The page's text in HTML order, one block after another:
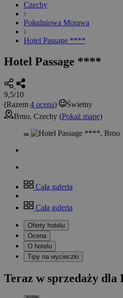
Czechy
Południowa Morawa
Hotel Passage ****
Hotel Passage ****
9,5/10
(Razem 4 ocena)
Świetny
Brno, Czechy (Pokaż mapę)
Cała galeria
Cała galeria
Oferty hotelu
Ocena
O hotelu
Tipy na wycieczki
Teraz w sprzedaży dla